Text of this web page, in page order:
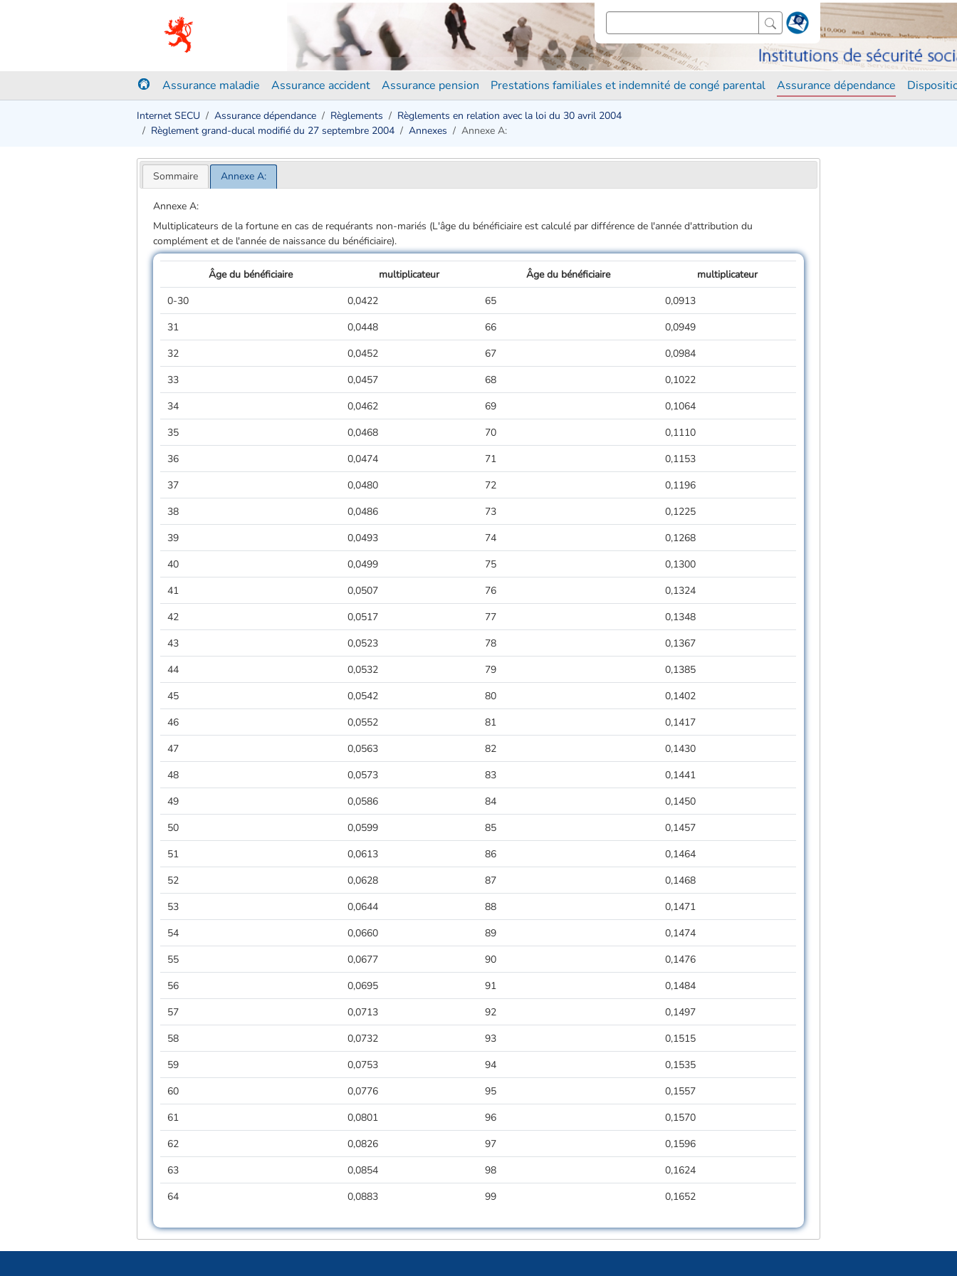
Assurance maladie Assurance accident Assurance pension Prestations familiales et indemnité de congé parental Assurance dépendance
Internet SECU Assurance dépendance Règlements
Règlements en relation avec la loi du 30 avril 2004
Règlement grand-ducal modifié du 27 septembre 2004
Annexes Annexe A:
Sommaire Annexe A:
Annexe A:
Multiplicateurs de la fortune en cas de requérants non-mariés (L'âge du bénéficiaire est calculé par différence de l'année d'attribution du
complément et de l'année de naissance du bénéficiaire).
Âge du bénéficiaire multiplicateur Âge du bénéficiaire
multiplicateur
0-30
0,0422 65
0,0913
31
0,0448 66
0,0949
32
0,0452 67
0,0984
33
0,0457 68
0,1022
34
0,0462 69
0,1064
35
0,0468 70
0,1110
36
0,0474 71
0,1153
37
0,0480 72
0,1196
38
0,0486 73
0,1225
39
0,0493 74
0,1268
40
0,0499 75
0,1300
41
0,0507 76
0,1324
42
0,0517 77
0,1348
43
0,0523 78
0,1367
44
0,0532 79
0,1385
45
0,0542 80
0,1402
46
0,0552 81
0,1417
47
0,0563 82
0,1430
48
0,0573 83
0,1441
49
0,0586 84
0,1450
50
0,0599 85
0,1457
51
0,0613 86
0,1464
52
0,0628 87
0,1468
53
0,0644 88
0,1471
54
0,0660 89
0,1474
55
0,0677 90
0,1476
56
0,0695 91
0,1484
57
0,0713 92
0,1497
58
0,0732 93
0,1515
59
0,0753 94
0,1535
60
0,0776 95
0,1557
61
0,0801 96
0,1570
62
0,0826 97
0,1596
63
0,0854 98
0,1624
64
0,0883 99 0,1652